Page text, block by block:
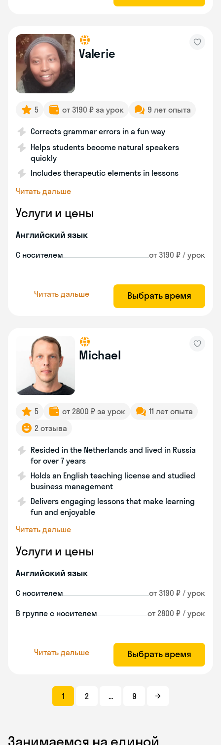
Valerie
5 от 3190 ₽ за урок 9 лет опыта
Corrects grammar errors in a fun way
Helps students become natural speakers
quickly
Includes therapeutic elements in lessons
Читать дальше
Услуги и цены
Английский язык
С носителем от 3190 ₽ / урок
Читать дальше Выбрать время
Michael
5 от 2800 ₽ за урок
11 лет опыта
2 отзыва
Resided in the Netherlands and lived in Russia
for over 7 years
Holds an English teaching license and studied
business management
Delivers engaging lessons that make learning
fun and enjoyable
Читать дальше
Услуги и цены
Английский язык
С носителем от 3190 ₽ / урок
В группе с носителем от 2800 ₽ / урок
Читать дальше Выбрать время
1 2 ... 9
Занимаемся на единой